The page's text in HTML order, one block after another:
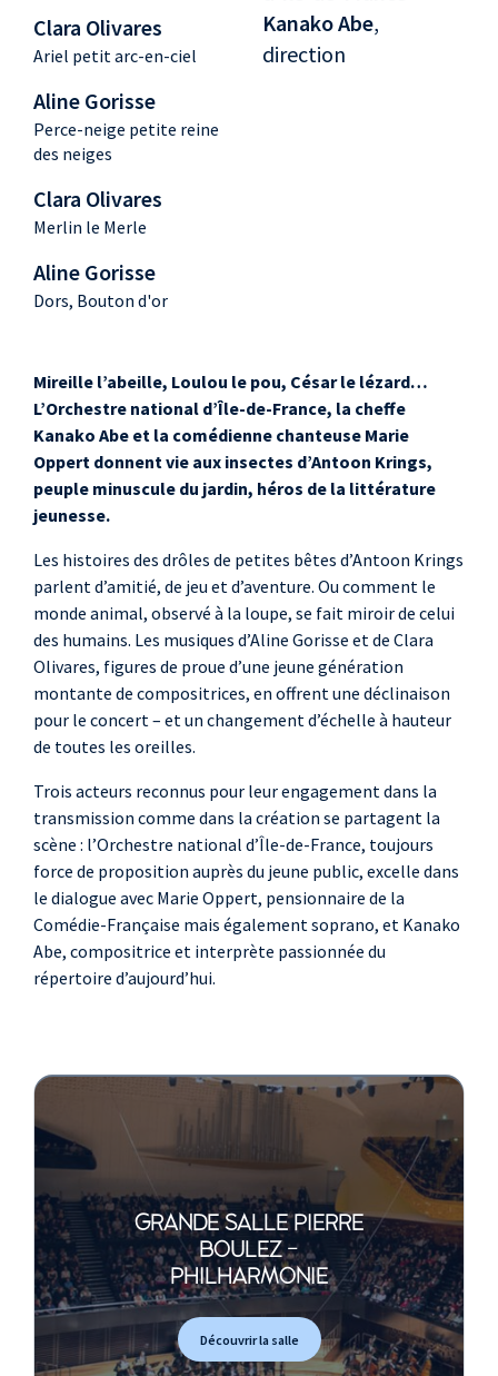
Clara Olivares
Ariel petit arc-en-ciel
Aline Gorisse
Perce-neige petite reine
des neiges
Clara Olivares
Merlin le Merle
Aline Gorisse
Dors, Bouton d'or
Kanako Abe,
direction
Mireille l’abeille, Loulou le pou, César le lézard…
L’Orchestre national d’Île-de-France, la cheffe
Kanako Abe et la comédienne chanteuse Marie
Oppert donnent vie aux insectes d’Antoon Krings,
peuple minuscule du jardin, héros de la littérature
jeunesse.
Les histoires des drôles de petites bêtes d’Antoon Krings
parlent d’amitié, de jeu et d’aventure. Ou comment le
monde animal, observé à la loupe, se fait miroir de celui
des humains. Les musiques d’Aline Gorisse et de Clara
Olivares, figures de proue d’une jeune génération
montante de compositrices, en offrent une déclinaison
pour le concert – et un changement d’échelle à hauteur
de toutes les oreilles.
Trois acteurs reconnus pour leur engagement dans la
transmission comme dans la création se partagent la
scène : l’Orchestre national d’Île-de-France, toujours
force de proposition auprès du jeune public, excelle dans
le dialogue avec Marie Oppert, pensionnaire de la
Comédie-Française mais également soprano, et Kanako
Abe, compositrice et interprète passionnée du
répertoire d’aujourd’hui.
GRANDE SALLE PIERRE
BOULEZ -
PHILHARMONIE
Découvrir la salle